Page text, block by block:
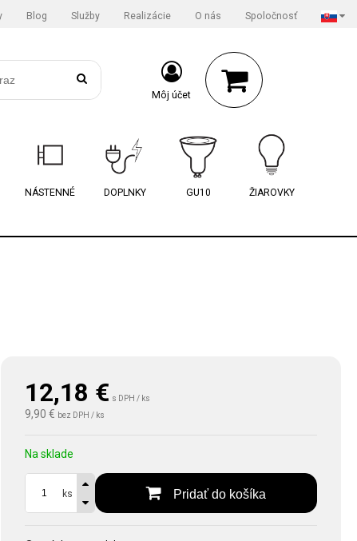
Blog Služby Realizácie O nás Spoločnosť
Môj účet
NÁSTENNÉ DOPLNKY GU10 ŽIAROVKY
12,18 € s DPH / ks
9,90 € bez DPH / ks
Na sklade
ks Pridať do košíka